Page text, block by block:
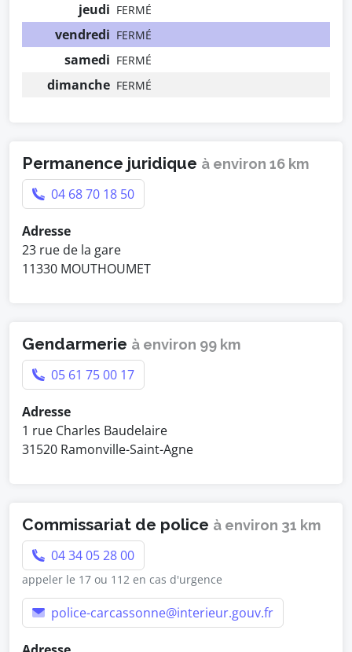
jeudi FERMÉ
vendredi FERMÉ
samedi FERMÉ
dimanche FERMÉ
Permanence juridique à environ 16 km
04 68 70 18 50
Adresse
23 rue de la gare
11330 MOUTHOUMET
Gendarmerie à environ 99 km
05 61 75 00 17
Adresse
1 rue Charles Baudelaire
31520 Ramonville-Saint-Agne
Commissariat de police à environ 31 km
04 34 05 28 00
appeler le 17 ou 112 en cas d'urgence
police-carcassonne@interieur.gouv.fr